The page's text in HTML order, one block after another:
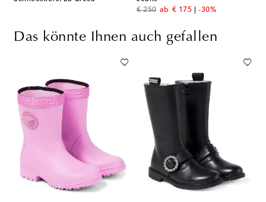
€ 250
original price
ab € 175
discount price
-30%
Das könnte Ihnen auch gefallen